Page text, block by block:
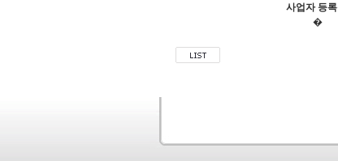
사업자 등
�